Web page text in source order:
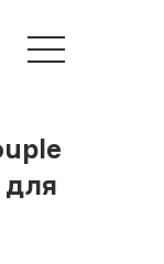
для